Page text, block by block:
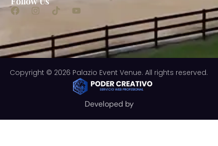
Copyright © 2026 Palazio Event Venue. All rights reserved.
Developed by